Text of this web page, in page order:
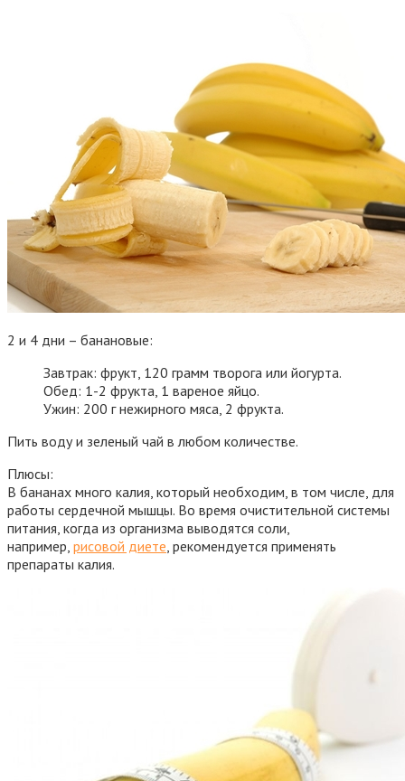
2 и 4 дни – банановые:
Завтрак: фрукт, 120 грамм творога или йогурта.
Обед: 1-2 фрукта, 1 вареное яйцо.
Ужин: 200 г нежирного мяса, 2 фрукта.
Пить воду и зеленый чай в любом количестве.
Плюсы:
В бананах много калия, который необходим, в том числе, для
работы сердечной мышцы. Во время очистительной системы
питания, когда из организма выводятся соли,
например, рисовой диете, рекомендуется применять
препараты калия.